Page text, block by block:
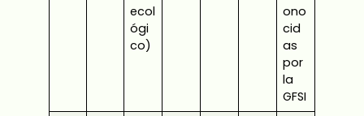
ecol
ógi
co)
ono
cid
as
por
la
GFSI